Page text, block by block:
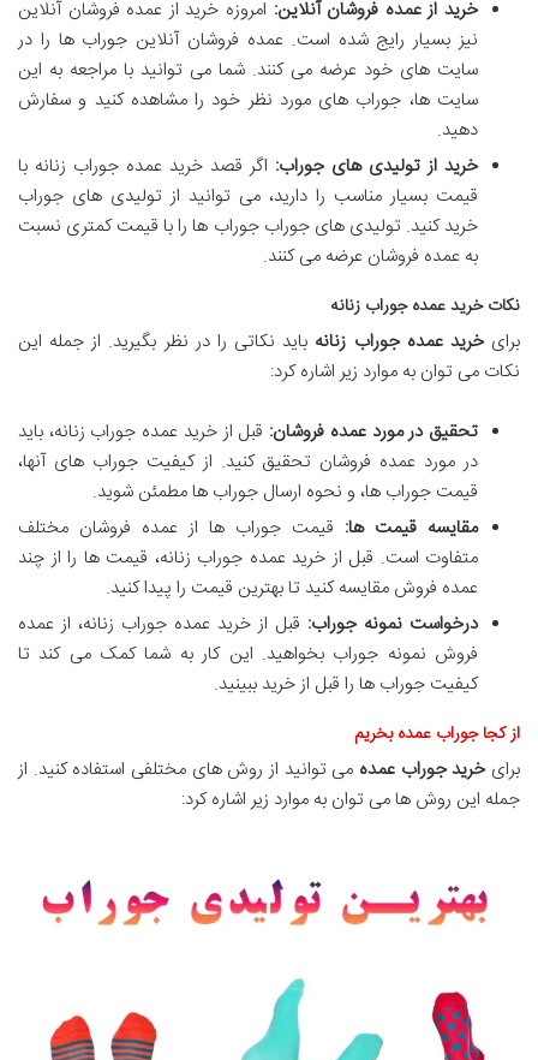
خرید از عمده فروشان آنلاین: امروزه خرید از عمده فروشان آنلاین
نیز بسیار رایج شده است. عمده فروشان آنلاین جوراب ها را در
سایت های خود عرضه می کنند. شما می توانید با مراجعه به این
سایت ها، جوراب های مورد نظر خود را مشاهده کنید و سفارش
دهید.
خرید از تولیدی های جوراب: اگر قصد خرید عمده جوراب زنانه با
قیمت بسیار مناسب را دارید، می توانید از تولیدی های جوراب
خرید کنید. تولیدی های جوراب جوراب ها را با قیمت کمتری نسبت
به عمده فروشان عرضه می کنند.
نکات خرید عمده جوراب زنانه
برایخرید عمده جوراب زنانه باید نکاتی را در نظر بگیرید. از جمله این
نکات می توان به موارد زیر اشاره کرد:
تحقیق در مورد عمده فروشان: قبل از خرید عمده جوراب زنانه، باید
در مورد عمده فروشان تحقیق کنید. از کیفیت جوراب های آنها،
قیمت جوراب ها، و نحوه ارسال جوراب ها مطمئن شوید.
مقایسه قیمت ها: قیمت جوراب ها از عمده فروشان مختلف
متفاوت است. قبل از خرید عمده جوراب زنانه، قیمت ها را از چند
عمده فروش مقایسه کنید تا بهترین قیمت را پیدا کنید.
درخواست نمونه جوراب: قبل از خرید عمده جوراب زنانه، از عمده
فروش نمونه جوراب بخواهید. این کار به شما کمک می کند تا
کیفیت جوراب ها را قبل از خرید ببینید.
از کجا جوراب عمده بخریم
برایخرید جوراب عمده می توانید از روش های مختلفی استفاده کنید. از
جمله این روش ها می توان به موارد زیر اشاره کرد: